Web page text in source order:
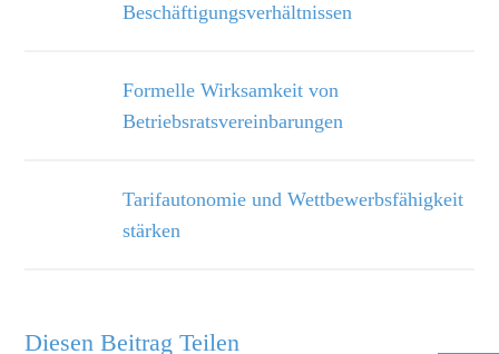
Beschäftigungsverhältnissen
Formelle Wirksamkeit von
Betriebsratsvereinbarungen
Tarifautonomie und Wettbewerbsfähigkeit
stärken
Diesen Beitrag Teilen